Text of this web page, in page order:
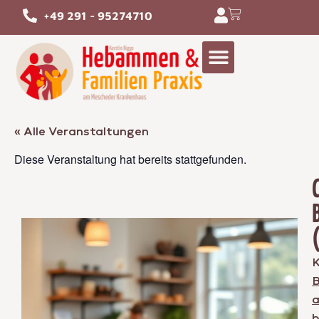
+49 291 - 95274710
« Alle Veranstaltungen
Diese Veranstaltung hat bereits stattgefunden.
a